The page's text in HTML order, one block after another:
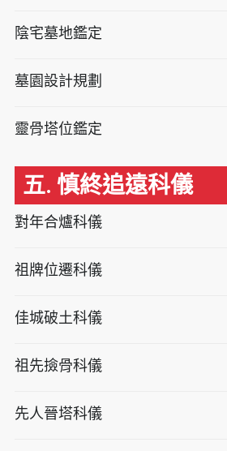
陰宅墓地鑑定
墓園設計規劃
靈骨塔位鑑定
五. 慎終追遠科儀
對年合爐科儀
祖牌位遷科儀
佳城破土科儀
祖先撿骨科儀
先人晉塔科儀